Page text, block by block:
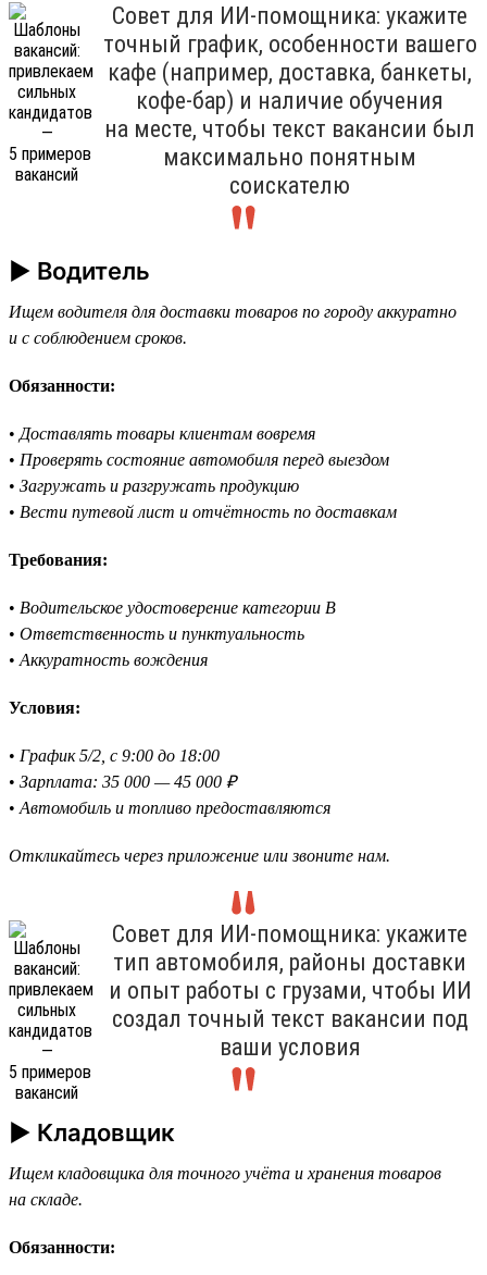
Совет для ИИ-помощника: укажите
точный график, особенности вашего
кафе (например, доставка, банкеты,
кофе-бар) и наличие обучения
на месте, чтобы текст вакансии был
максимально понятным
соискателю
► Водитель
Ищем водителя для доставки товаров по городу аккуратно
и с соблюдением сроков.
Обязанности:
• Доставлять товары клиентам вовремя
• Проверять состояние автомобиля перед выездом
• Загружать и разгружать продукцию
• Вести путевой лист и отчётность по доставкам
Требования:
• Водительское удостоверение категории B
• Ответственность и пунктуальность
• Аккуратность вождения
Условия:
• График 5/2, с 9:00 до 18:00
• Зарплата: 35 000 — 45 000 ₽
• Автомобиль и топливо предоставляются
Откликайтесь через приложение или звоните нам.
Совет для ИИ-помощника: укажите
тип автомобиля, районы доставки
и опыт работы с грузами, чтобы ИИ
создал точный текст вакансии под
ваши условия
► Кладовщик
Ищем кладовщика для точного учёта и хранения товаров
на складе.
Обязанности: